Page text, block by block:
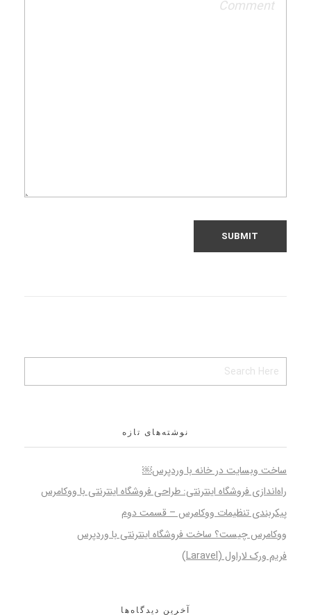
نوشته‌های تازه
ساخت وبسایت در خانه با وردپرس￼
راه‌اندازی فروشگاه اینترنتی: طراحی فروشگاه اینترنتی با ووکامرس
پیکربندی تنظیمات ووکامرس – قسمت دوم
ووکامرس چیست؟ ساخت فروشگاه اینترنتی با وردپرس
فریم ورک لاراول (Laravel)
آخرین دیدگاه‌ها